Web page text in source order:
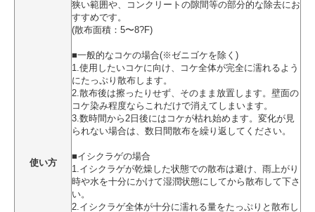
使い方
狭い範囲や、コンクリートの隙間等の部分的な除去にお
すすめです。
(散布面積：5〜8?F)
■一般的なコケの場合(※ゼニゴケを除く)
1.使用したいコケに向け、コケ全体が完全に濡れるよう
にたっぷり散布します。
2.散布後は擦ったりせず、そのまま放置します。壁面の
コケ染み程度ならこれだけで消えてしまいます。
3.数時間から2日後にはコケが枯れ始めます。変化が見
られない場合は、数日間散布を繰り返してください。
■イシクラゲの場合
1.イシクラゲが乾燥した状態での散布は避け、雨上がり
時や水を十分にかけて湿潤状態にしてから散布して下さ
い。
2.イシクラゲ全体が十分に濡れる量をたっぷりと散布し